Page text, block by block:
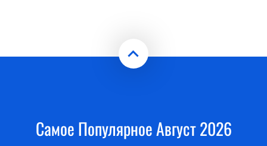
Самое Популярное Август 2026